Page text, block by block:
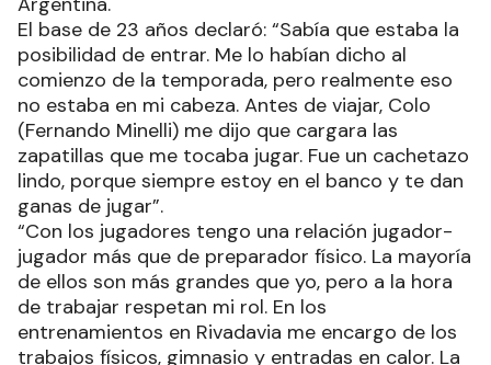
El base de 23 años declaró: “Sabía que estaba la
posibilidad de entrar. Me lo habían dicho al
comienzo de la temporada, pero realmente eso
no estaba en mi cabeza. Antes de viajar, Colo
(Fernando Minelli) me dijo que cargara las
zapatillas que me tocaba jugar. Fue un cachetazo
lindo, porque siempre estoy en el banco y te dan
ganas de jugar”.
“Con los jugadores tengo una relación jugador-
jugador más que de preparador físico. La mayoría
de ellos son más grandes que yo, pero a la hora
de trabajar respetan mi rol. En los
entrenamientos en Rivadavia me encargo de los
trabajos físicos, gimnasio y entradas en calor. La